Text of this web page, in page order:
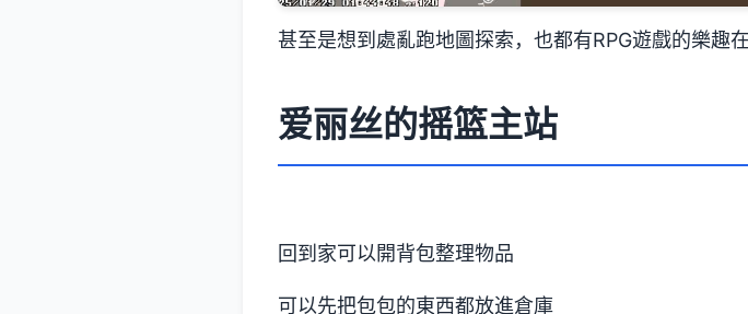
甚至是想到處亂跑地圖探索，也都有RPG遊戲的樂趣在
爱丽丝的摇篮主站
回到家可以開背包整理物品
可以先把包包的東西都放進倉庫